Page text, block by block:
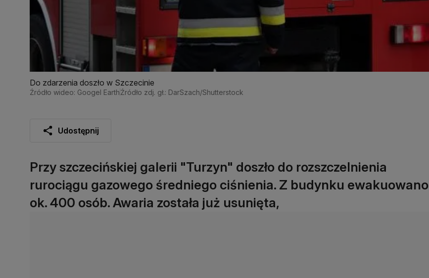
Do zdarzenia doszło w Szczecinie
Źródło wideo: Googel EarthŹródło zdj. gł.: DarSzach/Shutterstock
Udostępnij
Przy szczecińskiej galerii "Turzyn" doszło do rozszczelnienia
rurociągu gazowego średniego ciśnienia. Z budynku ewakuowano
ok. 400 osób. Awaria została już usunięta,